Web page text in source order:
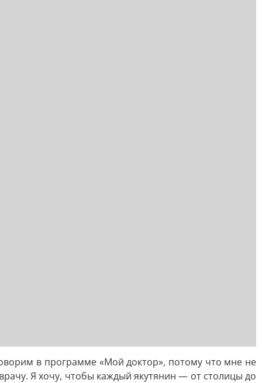
в программе «Мой доктор», потому что мне не
Я хочу, чтобы каждый якутянин — от столицы до